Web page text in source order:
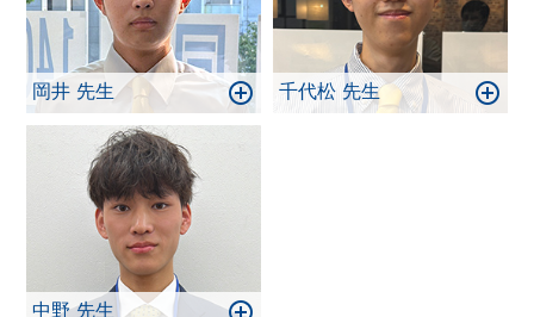
岡井 先生 千代松 先生
中野 先生